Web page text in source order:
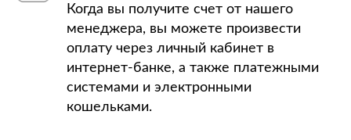
Когда вы получите счет от нашего
менеджера, вы можете произвести
оплату через личный кабинет в
интернет-банке, а также платежными
системами и электронными
кошельками.